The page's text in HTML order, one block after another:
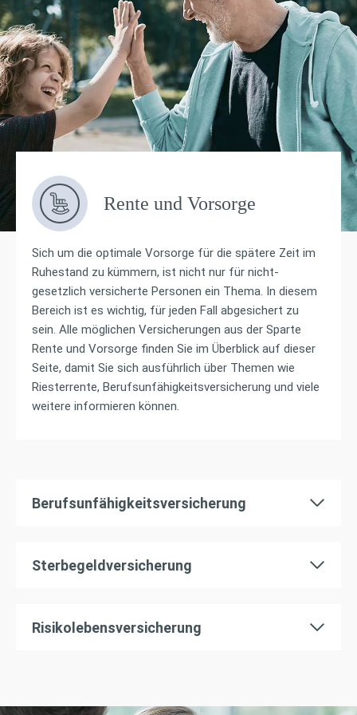
Rente und Vorsorge
Sich um die optimale Vorsorge für die spätere Zeit im
Ruhestand zu kümmern, ist nicht nur für nicht-
gesetzlich versicherte Personen ein Thema. In diesem
Bereich ist es wichtig, für jeden Fall abgesichert zu
sein. Alle möglichen Versicherungen aus der Sparte
Rente und Vorsorge finden Sie im Überblick auf dieser
Seite, damit Sie sich ausführlich über Themen wie
Riesterrente, Berufsunfähigkeitsversicherung und viele
weitere informieren können.
Berufsunfähigkeitsversicherung
Sterbegeldversicherung
Risikolebensversicherung